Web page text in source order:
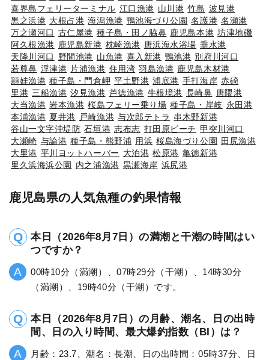
喜界島フェリーターミナル 江口漁港 山川港 竹島 波見港
黒之浜港 大根占港 海潟漁港 鴨池海づり公園 名護港 名瀬港
万之瀬河口 古仁屋港 種子島・田ノ脇鼻 鹿児島本港 坊津地磯
阿久根漁港 鹿児島新港 枕崎漁港 唐浜海水浴場 垂水港
天降川河口
野間池港 山魚港 喜入新港 鴨池港 別府川河口
若尊鼻 浮津港 片浦漁港 住用湾 羽島漁港 鹿児島木材港
頴娃漁港 種子島・門倉岬 平土野港 浦底港 手打海岸 赤碕
里港 三船漁港 汐見漁港 芦徳漁港 牛根境港 長崎鼻 唐隈港
大当漁港 岩本漁港 桜島フェリー乗り場 種子島・岸岐 永田港
本浦漁港 夏井港 戸崎漁港 与次郎テトラ 串木野新港
谷山一文字沖堤防 石垣港 志布志 打田原ビーチ 甲突川河口
大瀬崎 与論港 種子島・熊野浦 用浜 桜島海づり公園
田尻漁港
大里港 平川ヨットハーバー 大泊港 松原港 亀徳新港
里久浜海浜公園
内之浦漁港 黒瀬海岸 浜尻港
鹿児島県の人気魚種の釣果情報
本日（2026年8月7日）の満潮と干潮の時間はい
つですか？
00時10分（満潮）、07時29分（干潮）、14時30分
（満潮）、19時40分（干潮）です。
本日（2026年8月7日）の月齢、潮名、日の出時
間、日の入り時間、最大爆釣指数（BI）は？
月齢：23.7、潮名：長潮、日の出時間：05時37分、日